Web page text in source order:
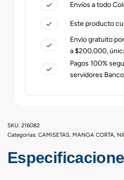
Envíos a todo
Este producto
Envío gratuito
a $200.000,
Pagos 100%
servidores
216082
Categorías: CAMISETAS, MANGA CORTA,